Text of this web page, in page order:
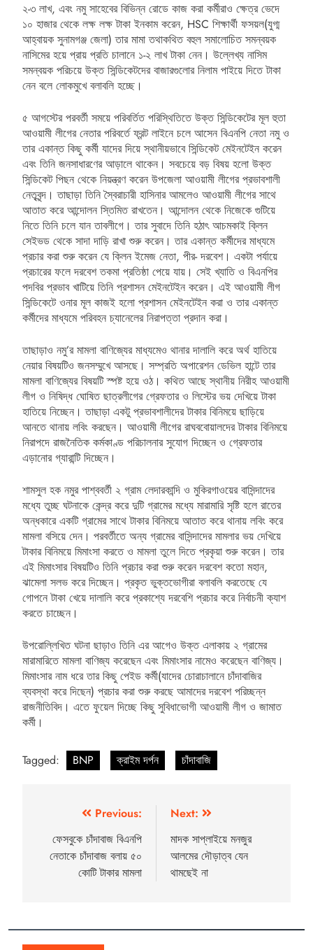
২-৩ লাখ, এবং নমু সাহেবের বিভিন্ন রোডে কাজ করা কর্মীরাও ক্ষেত্র ভেদে
১০ হাজার থেকে লক্ষ লক্ষ টাকা ইনকাম করেন, HSC শিক্ষার্থী ফসয়ল(যুগ্ম
আহ্বায়ক সুনামগঞ্জ জেলা) তার মামা তথাকথিত বহুল সমালোচিত সমন্বয়ক
নাসিমের হয়ে প্রায় প্রতি চালানে ১-২ লাখ টাকা নেন। উল্লেখ্য নাসিম
সমন্বয়ক পরিচয়ে উক্ত সিন্ডিকেটদের বাজারগুলোর নিলাম পাইয়ে দিতে টাকা
নেন বলে লোকমুখে বলাবলি হচ্ছে।
৫ আগস্টের পরবর্তী সময়ে পরিবর্তিত পরিস্থিতিতে উক্ত সিন্ডিকেটের মূল হুতা
আওয়ামী লীগের নেতার পরিবর্তে ফ্রন্ট লাইনে চলে আসেন বিএনপি নেতা নমু ও
তার একান্ত কিছু কর্মী যাদের দিয়ে স্থানীয়ভাবে সিন্ডিকেট মেইনটেইন করেন
এবং তিনি জনসাধারণের আড়ালে থাকেন। সবচেয়ে বড় বিষয় হলো উক্ত
সিন্ডিকেট পিছন থেকে নিয়ন্ত্রণ করেন উপজেলা আওয়ামী লীগের প্রভাবশালী
নেতৃবৃন্দ। তাছাড়া তিনি স্বৈরাচারী হাসিনার আমলেও আওয়ামী লীগের সাথে
আতাত করে আন্দোলন স্তিমিত রাখতেন। আন্দোলন থেকে নিজেকে গুটিয়ে
নিতে তিনি চলে যান তাবলীগে। তার সুবাদে তিনি হঠাৎ আচমকাই ক্লিন
সেইভড থেকে সাদা দাড়ি রাখা শুরু করেন। তার একান্ত কর্মীদের মাধ্যমে
প্রচার করা শুরু করেন যে ক্লিন ইমেজ নেতা, পীর- দরবেশ। একটা পর্যায়ে
প্রচারের ফলে দরবেশ তকমা প্রতিষ্ঠা পেয়ে যায়। সেই খ্যাতি ও বিএনপির
পদবির প্রভাব খাটিয়ে তিনি প্রশাসন মেইনটেইন করেন। এই আওয়ামী লীগ
সিন্ডিকেটে ওনার মূল কাজই হলো প্রশাসন মেইনটেইন করা ও তার একান্ত
কর্মীদের মাধ্যমে পরিবহন চ্যানেলের নিরাপত্তা প্রদান করা।
তাছাড়াও নমু’র মামলা বাণিজ্যের মাধ্যমেও থানার দালালি করে অর্থ হাতিয়ে
নেয়ার বিষয়টিও জনসম্মুখে আসছে। সম্প্রতি অপারেশন ডেভিল হান্টে তার
মামলা বাণিজ্যের বিষয়টি স্পষ্ট হয়ে ওঠ। কথিত আছে স্থানীয় নিরীহ আওয়ামী
লীগ ও নিষিদ্ধ ঘোষিত ছাত্রলীগের গ্রেফতার ও লিস্টের ভয় দেখিয়ে টাকা
হাতিয়ে নিচ্ছেন। তাছাড়া একটু প্রভাবশালীদের টাকার বিনিময়ে ছাড়িয়ে
আনতে থানায় লবিং করছেন। আওয়ামী লীগের রাঘববোয়ালদের টাকার বিনিময়ে
নিরাপদে রাজনৈতিক কর্মকাণ্ড পরিচালনার সুযোগ দিচ্ছেন ও গ্রেফতার
এড়ানোর গ্যারান্টি দিচ্ছেন।
শামসুল হক নমুর পাশ্ববর্তী ২ গ্রাম লেদারকান্দি ও মুকিরগাওয়ের বাসিন্দাদের
মধ্যে তুচ্ছ ঘটনাকে কেন্দ্র করে দুটি গ্রামের মধ্যে মারামারি সৃষ্টি হলে রাতের
অন্ধকারে একটি গ্রামের সাথে টাকার বিনিময়ে আতাত করে থানায় লবিং করে
মামলা বসিয়ে দেন। পরবর্তীতে অন্য গ্রামের বাসিন্দাদের মামলার ভয় দেখিয়ে
টাকার বিনিময়ে মিমাংসা করতে ও মামলা তুলে দিতে প্রকৃয়া শুরু করেন। তার
এই মিমাংসার বিষয়টিও তিনি প্রচার করা শুরু করেন দরবেশ কতো মহান,
ঝামেলা সলভ করে দিচ্ছেন। প্রকৃত ভুক্তভোগীরা বলাবলি করতেছে যে
গোপনে টাকা খেয়ে দালালি করে প্রকাশ্যে দরবেশি প্রচার করে নির্বাচনী ক্যাশ
করতে চাচ্ছেন।
উপরোল্লিখিত ঘটনা ছাড়াও তিনি এর আগেও উক্ত এলাকায় ২ গ্রামের
মারামারিতে মামলা বাণিজ্য করেছেন এবং মিমাংসার নামেও করেছেন বাণিজ্য।
মিমাংসার নাম ধরে তার কিছু পেইড কর্মী(যাদের চোরাচালানে চাঁদাবাজির
ব্যবস্থা করে দিছেন) প্রচার করা শুরু করছে আমাদের দরবেশ পরিচ্ছন্ন
রাজনীতিবিদ। এতে ফুয়েল দিচ্ছে কিছু সুবিধাভোগী আওয়ামী লীগ ও জামাত
কর্মী।
Tagged: BNP ক্রাইম দর্পন চাঁদাবাজি
Previous:
ফেসবুকে চাঁদাবাজ বিএনপি
নেতাকে চাঁদাবাজ বলায় ৫০
কোটি টাকার মামলা
Next:
মাদক সাপ্লাইয়ে মনজুর
আলমের দৌড়াত্ব যেন
থামছেই না